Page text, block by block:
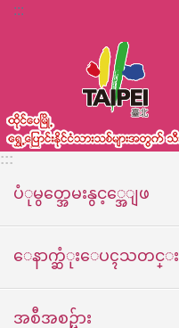
:::
:::
ပံုမွတ္အေမးနွင့္အေျဖ
ေနာက္ဆံုးေပၚသတင္း
အစီအစဥ္မ်ား